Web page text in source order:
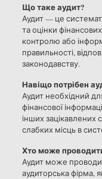
Що таке аудит?
Аудит — це
та оцінки
контролю або
правильності,
законодавству.
Навіщо потрібен
Аудит необхідний
фінансової
інших зацікавлених
слабких місць в
Хто може
Аудит може
аудиторська фірма,